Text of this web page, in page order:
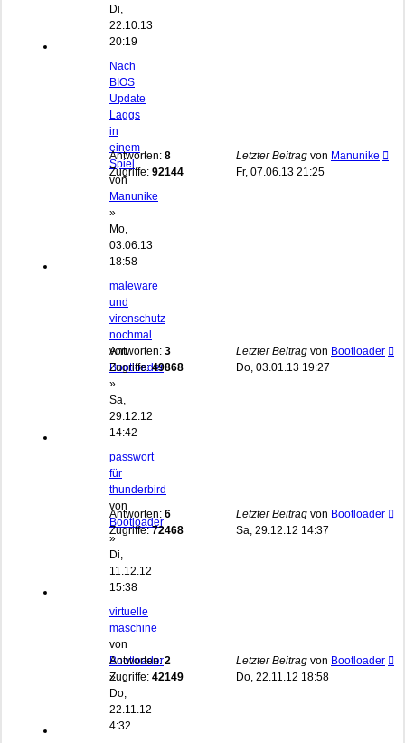
Di,
22.10.13
20:19
Nach
BIOS
Update
Laggs
in
einem
Spiel
von
Manunike
»
Mo,
03.06.13
18:58
Antworten: 8
Zugriffe: 92144
Letzter Beitrag von Manunike
Fr, 07.06.13 21:25
maleware
und
virenschutz
nochmal
von
Bootloader
»
Sa,
29.12.12
14:42
Antworten: 3
Zugriffe:49868
Letzter Beitrag von Bootloader
Do, 03.01.13 19:27
passwort
für
thunderbird
von
Bootloader
»
Di,
11.12.12
15:38
Antworten: 6
Zugriffe:72468
Letzter Beitrag von Bootloader
Sa, 29.12.12 14:37
virtuelle
maschine
von
Bootloader
»
Do,
22.11.12
4:32
Antworten:2
Zugriffe: 42149
Letzter Beitrag von Bootloader
Do, 22.11.12 18:58